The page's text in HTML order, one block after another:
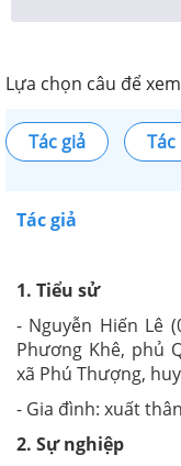
Lựa chọn câu để
Tác giả
Tác giả
1. Tiểu sử
- Nguyễn Hiến Lê
Phương Khê, phủ
xã Phú Thượng,
- Gia đình: xuất
2. Sự nghiệp